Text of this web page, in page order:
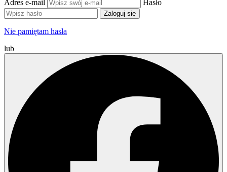
Adres e-mail Hasło
Zaloguj się
Nie pamiętam hasła
lub